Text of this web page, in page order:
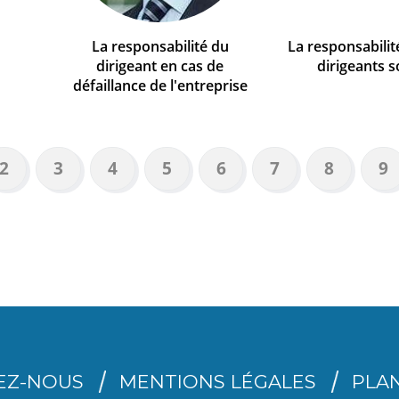
La responsabilité du
dirigeant en cas de
défaillance de l'entreprise
La
dirigeants
Page
2 Page
3 Page
4 Page
5 Page
6 Page
7 Page
8 9
NOUS MENTIONS LÉGALES